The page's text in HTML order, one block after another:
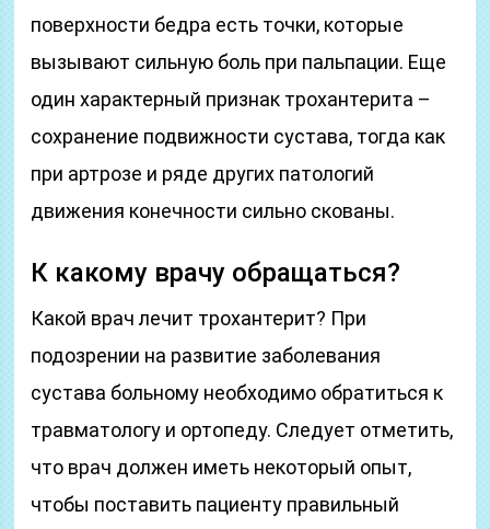
поверхности бедра есть точки, которые
вызывают сильную боль при пальпации. Еще
один характерный признак трохантерита –
сохранение подвижности сустава, тогда как
при артрозе и ряде других патологий
движения конечности сильно скованы.
К какому врачу обращаться?
Какой врач лечит трохантерит? При
подозрении на развитие заболевания
сустава больному необходимо обратиться к
травматологу и ортопеду. Следует отметить,
что врач должен иметь некоторый опыт,
чтобы поставить пациенту правильный